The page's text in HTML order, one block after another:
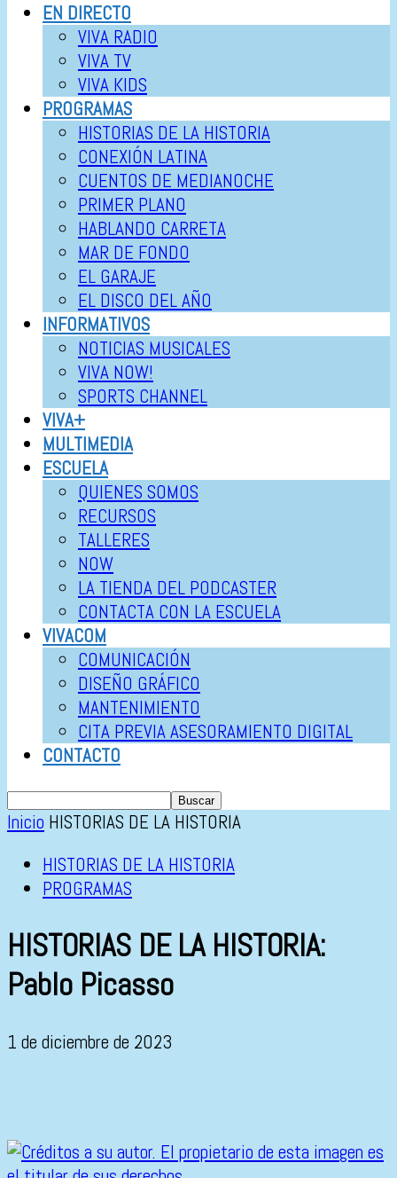
EN DIRECTO
VIVA RADIO
VIVA TV
VIVA KIDS
PROGRAMAS
HISTORIAS DE LA HISTORIA
CONEXIÓN LATINA
CUENTOS DE MEDIANOCHE
PRIMER PLANO
HABLANDO CARRETA
MAR DE FONDO
EL GARAJE
EL DISCO DEL AÑO
INFORMATIVOS
NOTICIAS MUSICALES
VIVA NOW!
SPORTS CHANNEL
VIVA+
MULTIMEDIA
ESCUELA
QUIENES SOMOS
RECURSOS
TALLERES
NOW
LA TIENDA DEL PODCASTER
CONTACTA CON LA ESCUELA
VIVACOM
COMUNICACIÓN
DISEÑO GRÁFICO
MANTENIMIENTO
CITA PREVIA ASESORAMIENTO DIGITAL
CONTACTO
Inicio HISTORIAS DE LA HISTORIA
HISTORIAS DE LA HISTORIA
PROGRAMAS
HISTORIAS DE LA HISTORIA:
Pablo Picasso
1 de diciembre de 2023